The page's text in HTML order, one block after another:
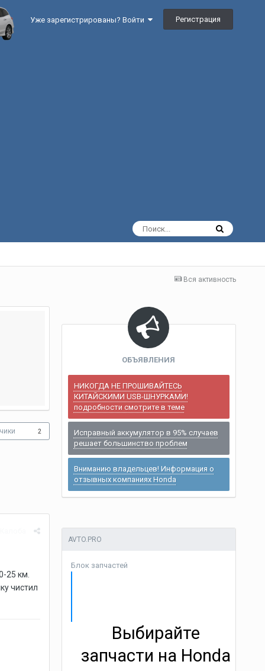
Уже зарегистрированы? Войти Регистрация
Вся активность
2
25 км.
чистил
ОБЪЯВЛЕНИЯ
НИКОГДА НЕ ПРОШИВАЙТЕСЬ
КИТАЙСКИМИ USB-ШНУРКАМИ!
подробности смотрите в теме
Исправный аккумулятор в 95% случаев
решает большинство проблем
Вниманию владельцев! Информация о
отзывных компаниях Honda
AVTO.PRO
Блок запчастей
Выбирайте
запчасти на Honda